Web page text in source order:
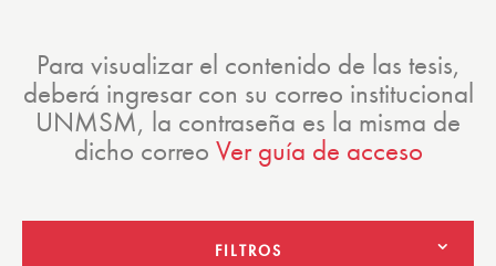
Para visualizar el contenido de las tesis,
deberá ingresar con su correo institucional
UNMSM, la contraseña es la misma de
dicho correo Ver guía de acceso
FILTROS